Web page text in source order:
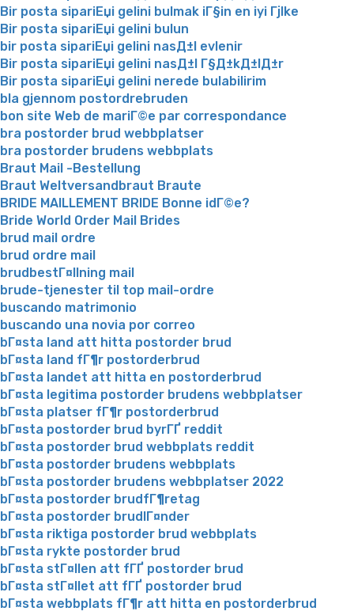
Bir posta sipariЕџi gelini bulmak iГ§in en iyi Гјlke
Bir posta sipariЕџi gelini bulun
bir posta sipariЕџi gelini nasД±l evlenir
Bir posta sipariЕџi gelini nasД±l Г§Д±kД±lД±r
Bir posta sipariЕџi gelini nerede bulabilirim
bla gjennom postordrebruden
bon site Web de mariГ©e par correspondance
bra postorder brud webbplatser
bra postorder brudens webbplats
Braut Mail -Bestellung
Braut Weltversandbraut Braute
BRIDE MAILLEMENT BRIDE Bonne idГ©e?
Bride World Order Mail Brides
brud mail ordre
brud ordre mail
brudbestГ¤llning mail
brude-tjenester til top mail-ordre
buscando matrimonio
buscando una novia por correo
bГ¤sta land att hitta postorder brud
bГ¤sta land fГ¶r postorderbrud
bГ¤sta landet att hitta en postorderbrud
bГ¤sta legitima postorder brudens webbplatser
bГ¤sta platser fГ¶r postorderbrud
bГ¤sta postorder brud byrГҐ reddit
bГ¤sta postorder brud webbplats reddit
bГ¤sta postorder brudens webbplats
bГ¤sta postorder brudens webbplatser 2022
bГ¤sta postorder brudfГ¶retag
bГ¤sta postorder brudlГ¤nder
bГ¤sta riktiga postorder brud webbplats
bГ¤sta rykte postorder brud
bГ¤sta stГ¤llen att fГҐ postorder brud
bГ¤sta stГ¤llet att fГҐ postorder brud
bГ¤sta webbplats fГ¶r att hitta en postorderbrud